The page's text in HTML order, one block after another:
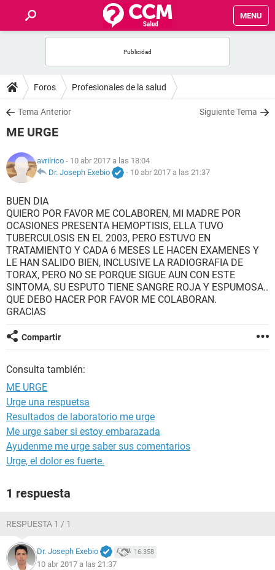
MENU
FOROS
SALUD
NUTRICIÓN
BIENESTAR
SEXUALIDAD
GLOSARIO
Foros Profesionales de la salud
Tema Anterior Siguiente Tema
ME URGE
avrilrico - 10 abr 2017 a las 18:04
Dr. Joseph Exebio
- 10 abr 2017 a las 21:37
BUEN DIA
QUIERO POR FAVOR ME COLABOREN, MI MADRE POR
OCASIONES PRESENTA HEMOPTISIS, ELLA TUVO
TUBERCULOSIS EN EL 2003, PERO ESTUVO EN
TRATAMIENTO Y CADA 6 MESES LE HACEN EXAMENES Y
LE HAN SALIDO BIEN, INCLUSIVE LA RADIOGRAFIA DE
TORAX, PERO NO SE PORQUE SIGUE AUN CON ESTE
SINTOMA, SU ESPUTO TIENE SANGRE ROJA Y ESPUMOSA..
QUE DEBO HACER POR FAVOR ME COLABORAN.
GRACIAS
Compartir
Consulta también:
ME URGE
Urge una respuetsa
Resultados de laboratorio me urge
Me urge saber si estoy embarazada
Ayudenme me urge saber sus comentarios
Urge, el dolor es fuerte.
1 respuesta
RESPUESTA 1 / 1
Dr. Joseph Exebio 16.358
10 abr 2017 a las 21:37